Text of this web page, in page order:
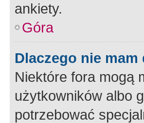
ankiety.
Góra
Dlaczego nie
Niektóre fora mogą
użytkowników albo
potrzebować